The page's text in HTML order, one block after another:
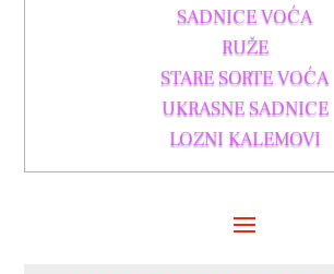
SADNICE VOĆA
RUŽE
STARE SORTE VOĆA
UKRASNE SADNICE
LOZNI KALEMOVI